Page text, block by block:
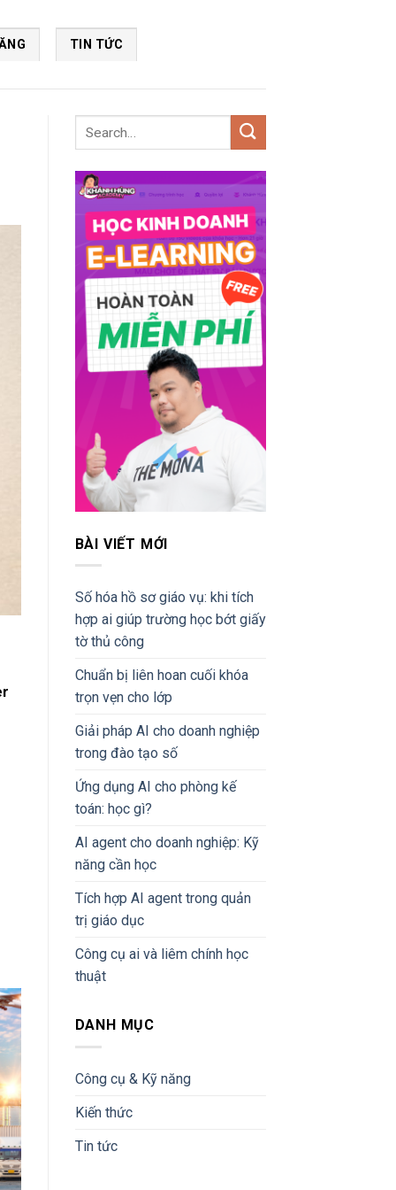
TIN TỨC
BÀI VIẾT MỚI
Số hóa hồ sơ giáo vụ: khi tích
hợp ai giúp trường học bớt giấy
tờ thủ công
Chuẩn bị liên hoan cuối khóa
trọn vẹn cho lớp
Giải pháp AI cho doanh nghiệp
trong đào tạo số
Ứng dụng AI cho phòng kế
toán: học gì?
AI agent cho doanh nghiệp: Kỹ
năng cần học
Tích hợp AI agent trong quản
trị giáo dục
Công cụ ai và liêm chính học
thuật
DANH MỤC
Công cụ & Kỹ năng
Kiến thức
Tin tức